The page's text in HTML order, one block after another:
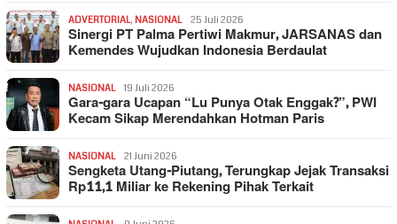
ADVERTORIAL, NASIONAL 25 Juli 2026
Sinergi PT Palma Pertiwi Makmur, JARSANAS dan
Kemendes Wujudkan Indonesia Berdaulat
NASIONAL 19 Juli 2026
Gara-gara Ucapan “Lu Punya Otak Enggak?”, PWI
Kecam Sikap Merendahkan Hotman Paris
NASIONAL 21 Juni 2026
Sengketa Utang-Piutang, Terungkap Jejak Transaksi
Rp11,1 Miliar ke Rekening Pihak Terkait